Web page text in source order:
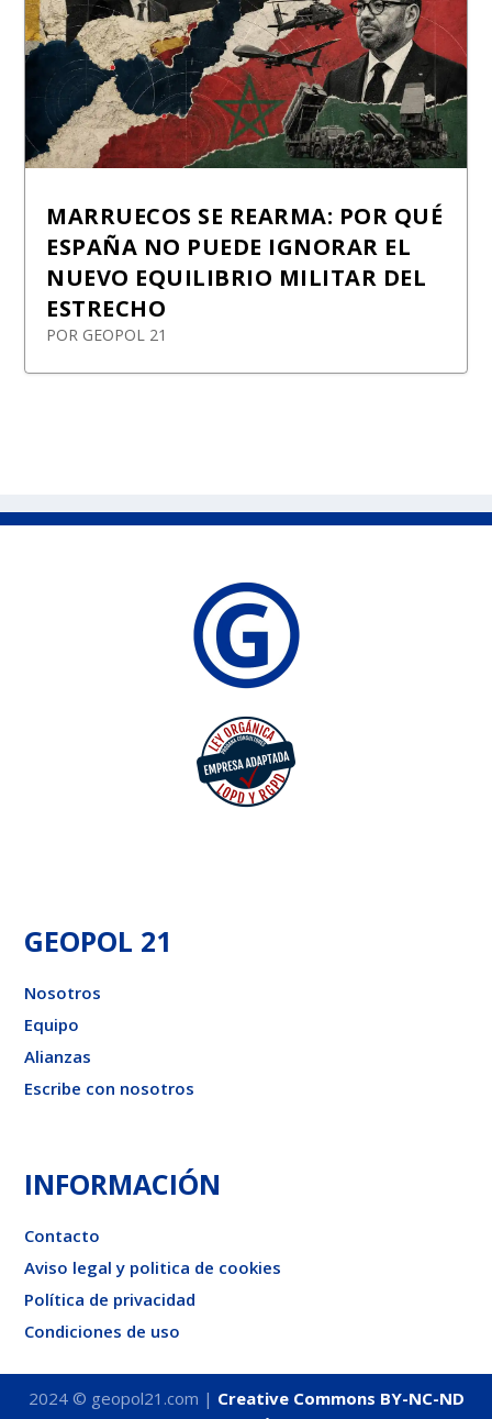
MARRUECOS SE REARMA: POR QUÉ
ESPAÑA NO PUEDE IGNORAR EL
NUEVO EQUILIBRIO MILITAR DEL
ESTRECHO
POR GEOPOL 21
GEOPOL 21
Nosotros
Equipo
Alianzas
Escribe con nosotros
INFORMACIÓN
Contacto
Aviso legal y politica de cookies
Política de privacidad
Condiciones de uso
2024 © geopol21.com | Creative Commons BY-NC-ND